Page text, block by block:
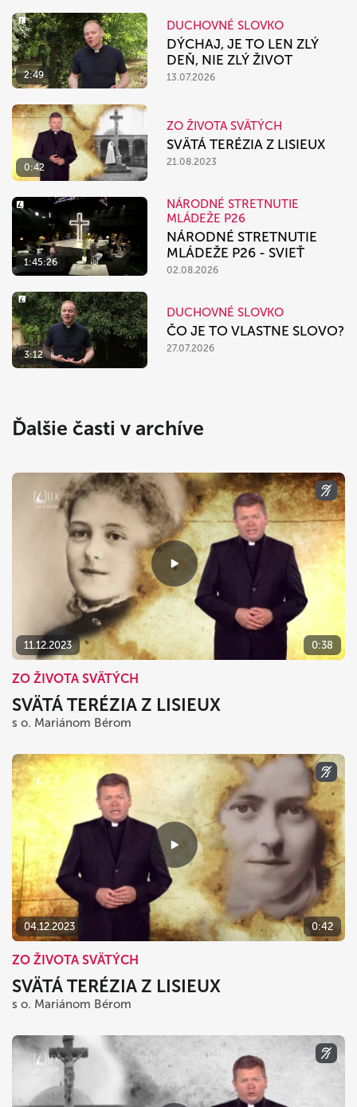
2:49
DUCHOVNÉ SLOVKO
DÝCHAJ, JE TO LEN ZLÝ
DEŇ, NIE ZLÝ ŽIVOT
13.07.2026
0:42
ZO ŽIVOTA SVÄTÝCH
SVÄTÁ TERÉZIA Z LISIEUX
21.08.2023
1:45:26
NÁRODNÉ STRETNUTIE
MLÁDEŽE P26
NÁRODNÉ STRETNUTIE
MLÁDEŽE P26 - SVIEŤ
02.08.2026
3:12
DUCHOVNÉ SLOVKO
ČO JE TO VLASTNE SLOVO?
27.07.2026
Ďalšie časti v archíve
11.12.2023 0:38
ZO ŽIVOTA SVÄTÝCH
SVÄTÁ TERÉZIA Z LISIEUX
s o. Mariánom Bérom
04.12.2023 0:42
ZO ŽIVOTA SVÄTÝCH
SVÄTÁ TERÉZIA Z LISIEUX
s o. Mariánom Bérom